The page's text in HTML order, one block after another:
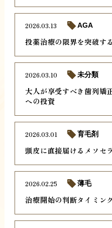
投薬治療の限界を突破す
2026.03.13 AGA
大人が享受すべき歯列矯
への投資
2026.03.10 未分類
頭皮に直接届けるメソセ
2026.03.01 育毛剤
治療開始の判断タイミン
2026.02.25 薄毛